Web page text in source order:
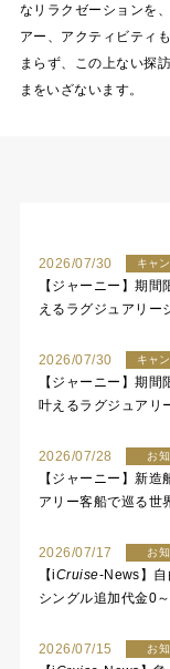
なリラクゼーションを
アー、アクティビティ
まらず、この上ない探
まをいざないます。
2026/07/30 キャ
【ジャーニー】期
えるラグジュアリー
2026/07/30 キャ
【ジャーニー】期
叶えるラグジュアリ
2026/07/28 お
【ジャーニー】新
アリー客船で巡る世
2026/07/17 お
【iCruise-News】自
シングル追加代金0
2026/07/15 お